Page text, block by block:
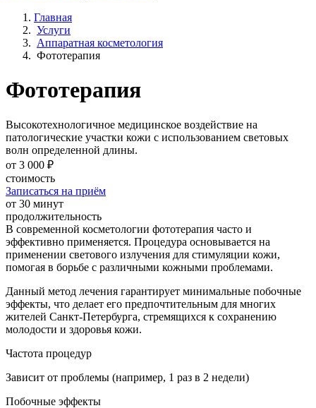
Главная
Услуги
Аппаратная косметология
Фототерапия
Фототерапия
Высокотехнологичное медицинское воздействие на
патологические участки кожи с использованием световых
волн определенной длины.
от 3 000 ₽
стоимость
Записаться на приём
от 30 минут
продолжительность
В современной косметологии фототерапия часто и
эффективно применяется. Процедура основывается на
применении светового излучения для стимуляции кожи,
помогая в борьбе с различными кожными проблемами.
Данный метод лечения гарантирует минимальные побочные
эффекты, что делает его предпочтительным для многих
жителей Санкт-Петербурга, стремящихся к сохранению
молодости и здоровья кожи.
Частота процедур
Зависит от проблемы (например, 1 раз в 2 недели)
Побочные эффекты